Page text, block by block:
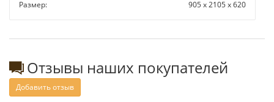
Размер: 905 х 2105 х 620
Отзывы наших покупателей
Добавить отзыв